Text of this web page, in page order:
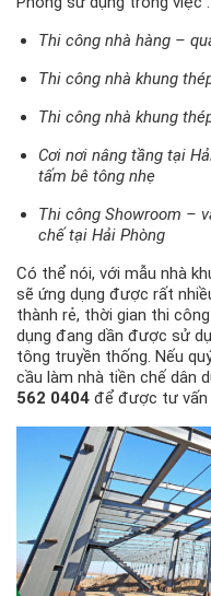
Thi công nhà hàng –
Thi công nhà khung
Thi công nhà khung
Cơi nơi nâng tầng tại
tấm bê tông nhẹ
Thi công Showroom –
chế tại Hải Phòng
Có thể nói, với mẫu nhà
sẽ ứng dụng được rất
thành rẻ, thời gian thi
dụng đang dần được sử
tông truyền thống. Nếu
cầu làm nhà tiền chế dân
562 0404 để được tư vấn